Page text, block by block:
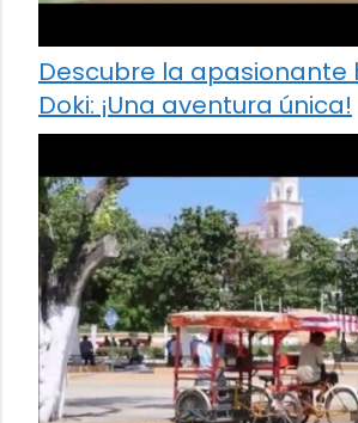
Descubre la apasionante
Doki: ¡Una aventura única!